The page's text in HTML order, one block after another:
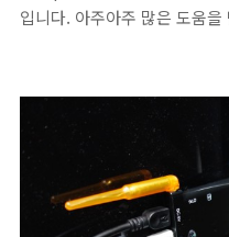
입니다. 아주아주 많은 도움